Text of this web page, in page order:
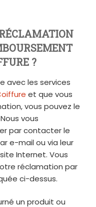
?
avec les services
et que vous
vous pouvez le
vous
par contacter le
e-mail ou via leur
Internet. Vous
réclamation par
ci-dessus.
un produit ou